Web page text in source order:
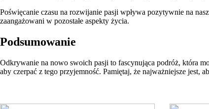
Poświęcanie czasu na rozwijanie pasji wpływa pozytywnie na
zaangażowani w pozostałe aspekty życia.
Podsumowanie
Odkrywanie na nowo swoich pasji to fascynująca podróż, która
aby czerpać z tego przyjemność. Pamiętaj, że najważniejsze jest,